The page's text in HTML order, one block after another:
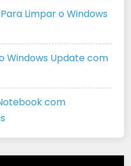
Limpar o Windows
Windows Update com
com